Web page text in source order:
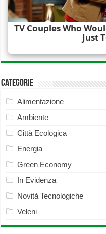
Categorie
Alimentazione
Ambiente
Città Ecologica
Energia
Green Economy
In Evidenza
Novità Tecnologiche
Veleni